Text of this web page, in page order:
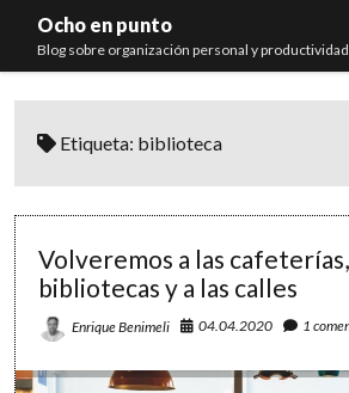
Ocho en punto
Blog sobre organización personal y productividad
Libros
Etiqueta: biblioteca
Volveremos a las cafeterías,
bibliotecas y a las calles
Enrique Benimeli 04.04.2020 1